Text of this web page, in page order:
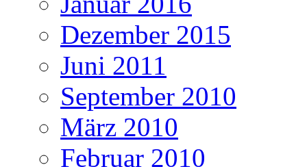
Dezember 2015
Juni 2011
September 2010
März 2010
Februar 2010